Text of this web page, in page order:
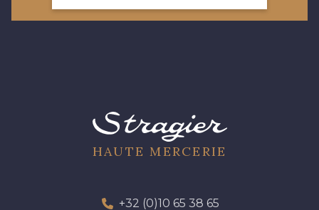
683YQ - Pêche clair 03735 - Framboise givrée
53 - Kaki Kalamata 54 - Vert Canard
55 - Lilas 58 - Vert Emeraude
HAUTE MERCERIE
+32 (0)10 65 38 65